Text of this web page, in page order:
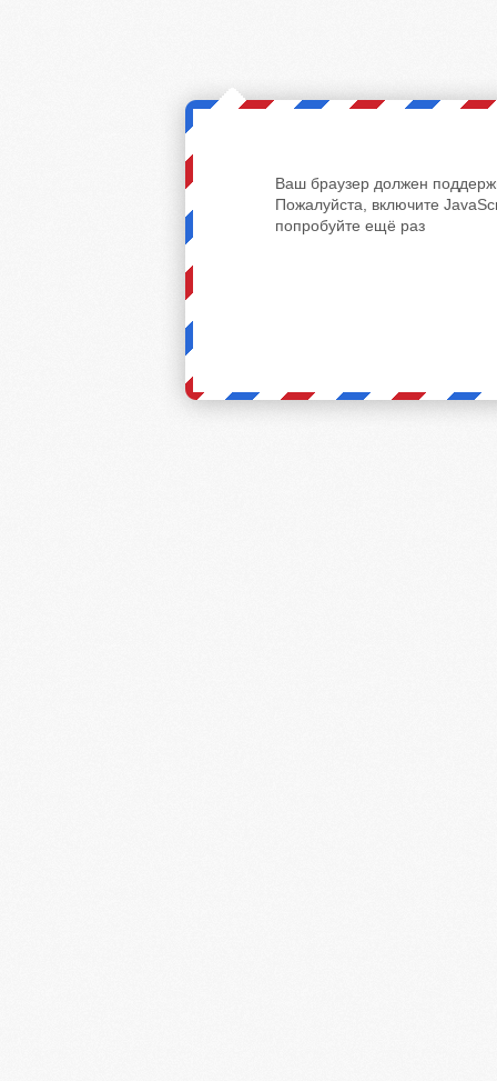
Ваш браузер должен
Пожалуйста, включите
попробуйте ещё раз